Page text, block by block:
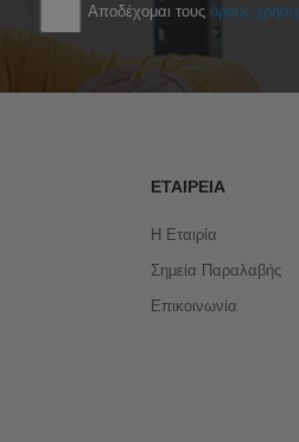
Αποδέχομαι τουςόρους
ΕΤΑΙΡΕΊΑ
Η Εταιρία
Σημεία Παραλαβής
Επικοινωνία